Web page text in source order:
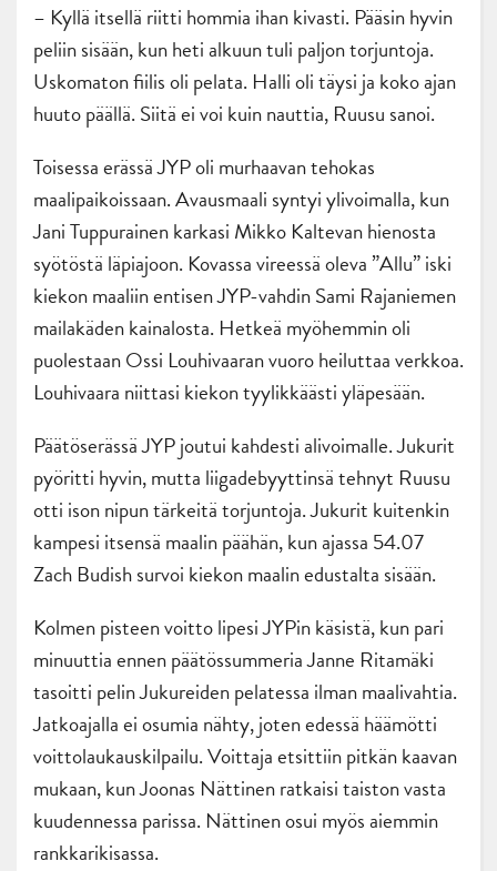
– Kyllä itsellä riitti hommia ihan kivasti. Pääsin hyvin
peliin sisään, kun heti alkuun tuli paljon torjuntoja.
Uskomaton fiilis oli pelata. Halli oli täysi ja koko ajan
huuto päällä. Siitä ei voi kuin nauttia, Ruusu sanoi.
Toisessa erässä JYP oli murhaavan tehokas
maalipaikoissaan. Avausmaali syntyi ylivoimalla, kun
Jani Tuppurainen karkasi Mikko Kaltevan hienosta
syötöstä läpiajoon. Kovassa vireessä oleva ”Allu” iski
kiekon maaliin entisen JYP-vahdin Sami Rajaniemen
mailakäden kainalosta. Hetkeä myöhemmin oli
puolestaan Ossi Louhivaaran vuoro heiluttaa verkkoa.
Louhivaara niittasi kiekon tyylikkäästi yläpesään.
Päätöserässä JYP joutui kahdesti alivoimalle. Jukurit
pyöritti hyvin, mutta liigadebyyttinsä tehnyt Ruusu
otti ison nipun tärkeitä torjuntoja. Jukurit kuitenkin
kampesi itsensä maalin päähän, kun ajassa 54.07
Zach Budish survoi kiekon maalin edustalta sisään.
Kolmen pisteen voitto lipesi JYPin käsistä, kun pari
minuuttia ennen päätössummeria Janne Ritamäki
tasoitti pelin Jukureiden pelatessa ilman maalivahtia.
Jatkoajalla ei osumia nähty, joten edessä häämötti
voittolaukauskilpailu. Voittaja etsittiin pitkän kaavan
mukaan, kun Joonas Nättinen ratkaisi taiston vasta
kuudennessa parissa. Nättinen osui myös aiemmin
rankkarikisassa.